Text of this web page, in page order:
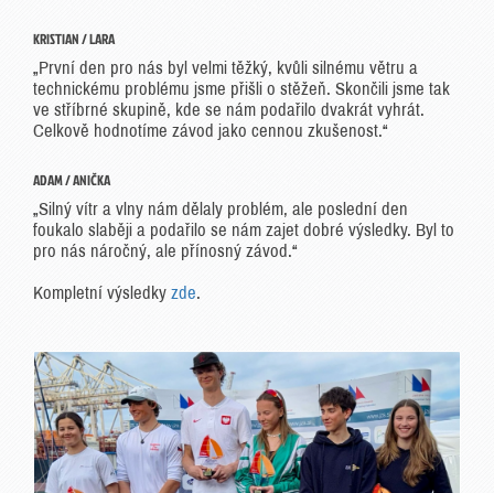
KRISTIAN / LARA
„První den pro nás byl velmi těžký, kvůli silnému větru a
technickému problému jsme přišli o stěžeň. Skončili jsme tak
ve stříbrné skupině, kde se nám podařilo dvakrát vyhrát.
Celkově hodnotíme závod jako cennou zkušenost.“
ADAM / ANIČKA
„Silný vítr a vlny nám dělaly problém, ale poslední den
foukalo slaběji a podařilo se nám zajet dobré výsledky. Byl to
pro nás náročný, ale přínosný závod.“
Kompletní výsledky zde.